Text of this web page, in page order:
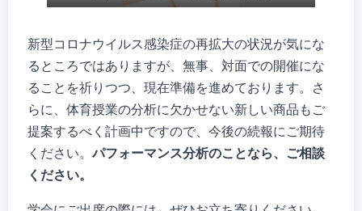
新型コロナウイルス感染症の再拡大の状況が気にな
るところではありますが、無事、対面での開催にな
ることを祈りつつ、現在準備を進めております。さ
らに、体育授業の分析に欠かせない新しい商品もご
提案するべく計画中ですので、今後の続報にご期待
ください。パフォーマンス分析のことなら、ご相談
ください。